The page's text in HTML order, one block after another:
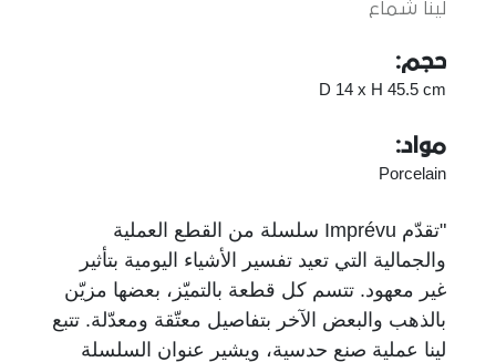
لينا شماع
حجم:
D 14 x H 45.5 cm
مواد:
Porcelain
"تقدّم Imprévu سلسلة من القطع العملية
والجمالية التي تعيد تفسير الأشياء اليومية بتأثير
غير معهود. تتسم كل قطعة بالتميّز، بعضها مزيّن
بالذهب والبعض الآخر بتفاصيل معتّقة ومعدّلة. تتبع
لينا عملية صنع حدسية، ويشير عنوان السلسلة